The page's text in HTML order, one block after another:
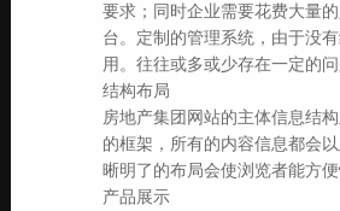
要求；同时企业需要花费大量
台。定制的管理系统，由于没
用。往往或多或少存在一定的
结构布局
房地产集团网站的主体信息结
的框架，所有的内容信息都会
晰明了的布局会使浏览者能方
产品展示